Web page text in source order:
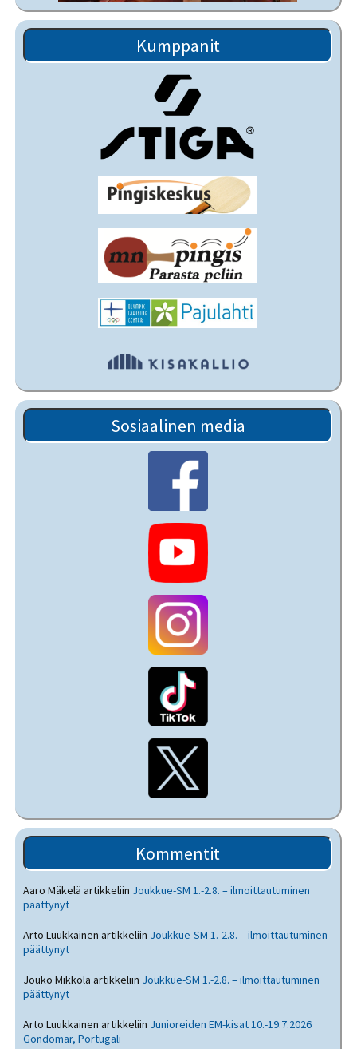
Kumppanit
Sosiaalinen media
Kommentit
Aaro Mäkelä artikkeliin Joukkue-SM 1.-2.8. – ilmoittautuminen
päättynyt
Arto Luukkainen artikkeliin Joukkue-SM 1.-2.8. – ilmoittautuminen
päättynyt
Jouko Mikkola artikkeliin Joukkue-SM 1.-2.8. – ilmoittautuminen
päättynyt
Arto Luukkainen artikkeliin Junioreiden EM-kisat 10.-19.7.2026
Gondomar, Portugali